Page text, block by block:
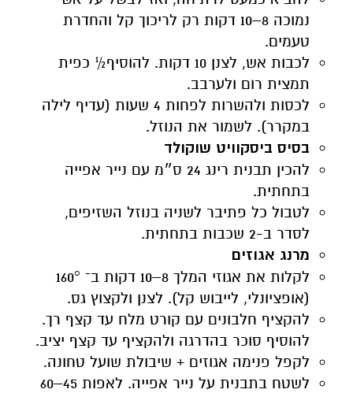
נמוכה 8–10 דקות רק לריכוך קל והחדרת
טעמים.
לכבות אש, לצנן 10 דקות. להוסיף½ כפית
תמצית רום ולערבב.
לכסות ולהשרות לפחות 4 שעות (עדיף לילה
במקרר). לשמור את הנוזל.
בסיס ביסקוויט שוקולד
להכין תבנית רינג 24 ס״מ עם נייר אפייה
בתחתית.
לטבול כל פתיבר לשניה בנוזל השזיפים,
לסדר ב-2 שכבות בתחתית.
מרנג אגוזים
לקלות את אגוזי המלך 8–10 דקות ב־ 160°
(אופציונלי, לייבוש קל). לצנן ולקצוץ גס.
להקציף חלבונים עם קורט מלח עד קצף רך.
להוסיף סוכר בהדרגה ולהקציף עד קצף יציב.
לקפל פנימה אגוזים + שיבולת שועל טחונה.
לשטח בתבנית על נייר אפייה. לאפות 45–60